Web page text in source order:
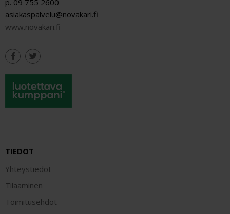
asiakaspalvelu@novakari.fi
www.novakari.fi
TIEDOT
Yhteystiedot
Tilaaminen
Toimitusehdot